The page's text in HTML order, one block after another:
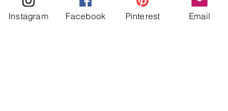
Instagram Facebook Pinterest Email